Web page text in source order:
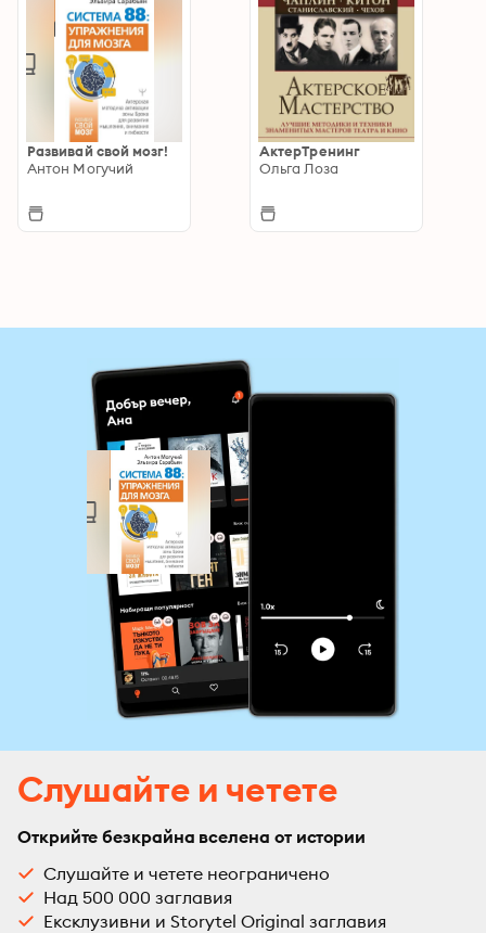
Развивай свой мозг!
Антон Могучий
АктерТренинг
Ольга Лоза
Слушайте и четете
Открийте безкрайна вселена от истории
Слушайте и четете неограничено
Над 500 000 заглавия
Ексклузивни и Storytel Original заглавия